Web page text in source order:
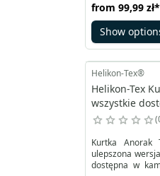
Plate Carrier
rzepa. Prosty
przedniego
from 99,99 zł*
Show
Helikon-Tex®
Helikon-Tex
wszystkie
Kurtka Anorak
ulepszona
dostępna w